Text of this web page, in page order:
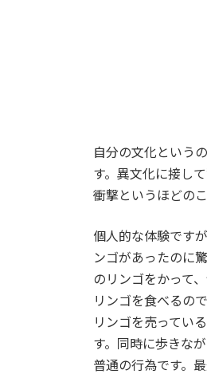
自分の文化という
す。異文化に接し
衝撃というほどの
個人的な体験です
ンゴがあったのに
のリンゴをかって
リンゴを食べるの
リンゴを売ってい
す。同時に歩きな
普通の行為です。